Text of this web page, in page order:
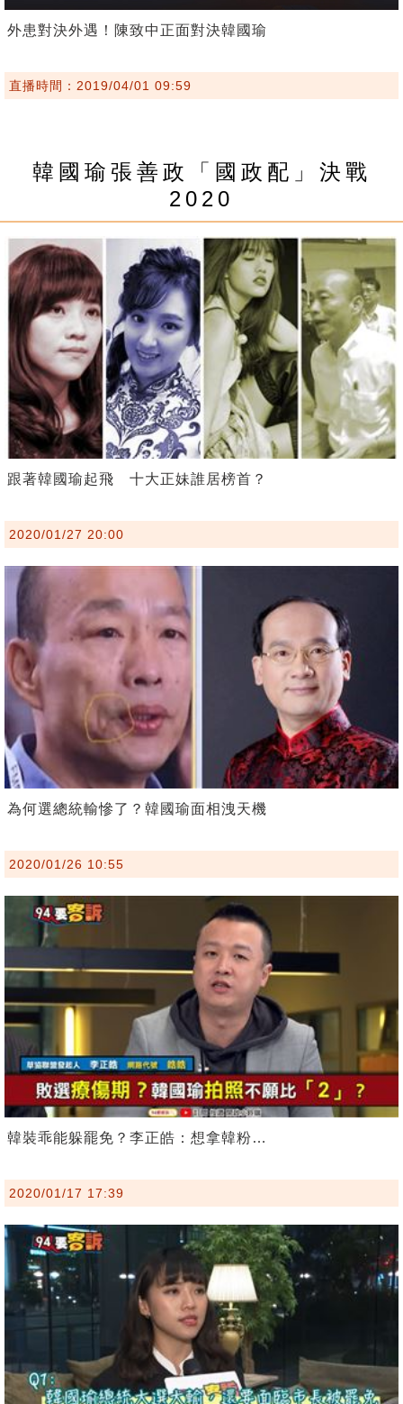
外患對決外遇！陳致中正面對決韓國瑜
直播時間：2019/04/01 09:59
韓國瑜張善政「國政配」決戰
2020
跟著韓國瑜起飛 十大正妹誰居榜首？
2020/01/27 20:00
為何選總統輸慘了？韓國瑜面相洩天機
2020/01/26 10:55
韓裝乖能躲罷免？李正皓：想拿韓粉…
2020/01/17 17:39